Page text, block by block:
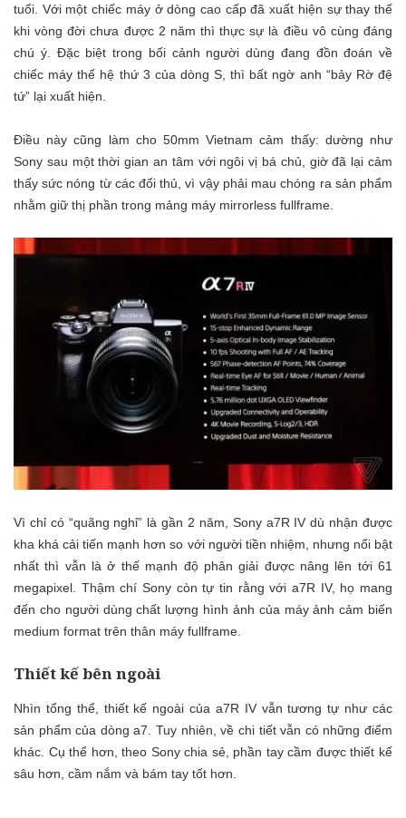
tuổi. Với một chiếc máy ở dòng cao cấp đã xuất hiện sự thay thế
khi vòng đời chưa được 2 năm thì thực sự là điều vô cùng đáng
chú ý. Đặc biệt trong bối cảnh người dùng đang đồn đoán về
chiếc máy thế hệ thứ 3 của dòng S, thì bất ngờ anh “bảy Rờ đệ
tứ” lại xuất hiện.
Điều này cũng làm cho 50mm Vietnam cảm thấy: dường như
Sony sau một thời gian an tâm với ngôi vị bá chủ, giờ đã lại cảm
thấy sức nóng từ các đối thủ, vì vậy phải mau chóng ra sản phẩm
nhằm giữ thị phần trong mảng máy mirrorless fullframe.
Vì chỉ có “quãng nghỉ” là gần 2 năm, Sony a7R IV dù nhận được
kha khá cải tiến mạnh hơn so với người tiền nhiệm, nhưng nổi bật
nhất thì vẫn là ở thế mạnh độ phân giải được nâng lên tới 61
megapixel. Thậm chí Sony còn tự tin rằng với a7R IV, họ mang
đến cho người dùng chất lượng hình ảnh của máy ảnh cảm biến
medium format trên thân máy fullframe.
Thiết kế bên ngoài
Nhìn tổng thể, thiết kế ngoài của a7R IV vẫn tương tự như các
sản phẩm của dòng a7. Tuy nhiên, về chi tiết vẫn có những điểm
khác. Cụ thể hơn, theo Sony chia sẻ, phần tay cầm được thiết kế
sâu hơn, cầm nắm và bám tay tốt hơn.